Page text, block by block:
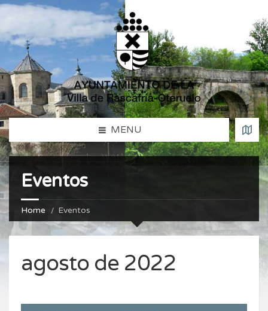
MENU
Eventos
Home Eventos
agosto de 2022